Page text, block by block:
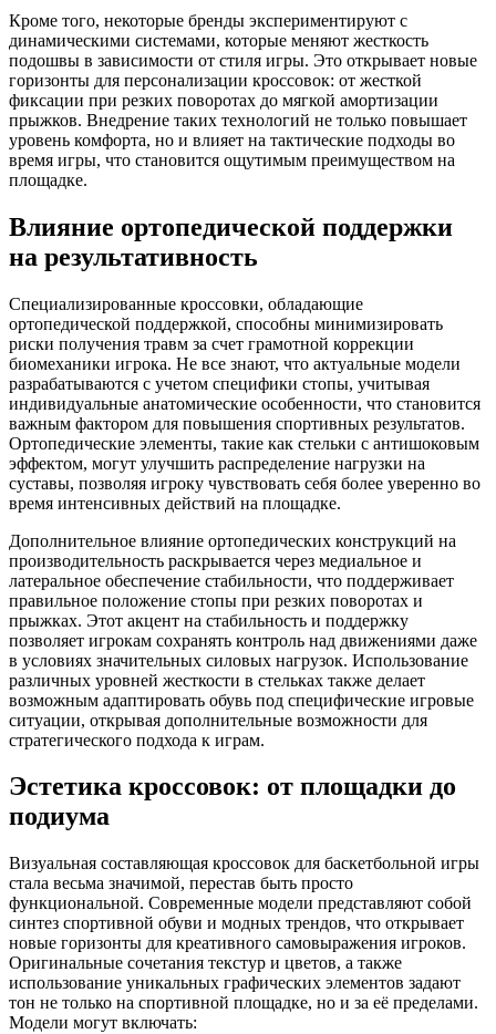
Кроме того, некоторые бренды экспериментируют с
динамическими системами, которые меняют жесткость
подошвы в зависимости от стиля игры. Это открывает новые
горизонты для персонализации кроссовок: от жесткой
фиксации при резких поворотах до мягкой амортизации
прыжков. Внедрение таких технологий не только повышает
уровень комфорта, но и влияет на тактические подходы во
время игры, что становится ощутимым преимуществом на
площадке.
Влияние ортопедической поддержки
на результативность
Специализированные кроссовки, обладающие
ортопедической поддержкой, способны минимизировать
риски получения травм за счет грамотной коррекции
биомеханики игрока. Не все знают, что актуальные модели
разрабатываются с учетом специфики стопы, учитывая
индивидуальные анатомические особенности, что становится
важным фактором для повышения спортивных результатов.
Ортопедические элементы, такие как стельки с антишоковым
эффектом, могут улучшить распределение нагрузки на
суставы, позволяя игроку чувствовать себя более уверенно во
время интенсивных действий на площадке.
Дополнительное влияние ортопедических конструкций на
производительность раскрывается через медиальное и
латеральное обеспечение стабильности, что поддерживает
правильное положение стопы при резких поворотах и
прыжках. Этот акцент на стабильность и поддержку
позволяет игрокам сохранять контроль над движениями даже
в условиях значительных силовых нагрузок. Использование
различных уровней жесткости в стельках также делает
возможным адаптировать обувь под специфические игровые
ситуации, открывая дополнительные возможности для
стратегического подхода к играм.
Эстетика кроссовок: от площадки до
подиума
Визуальная составляющая кроссовок для баскетбольной игры
стала весьма значимой, перестав быть просто
функциональной. Современные модели представляют собой
синтез спортивной обуви и модных трендов, что открывает
новые горизонты для креативного самовыражения игроков.
Оригинальные сочетания текстур и цветов, а также
использование уникальных графических элементов задают
тон не только на спортивной площадке, но и за её пределами.
Модели могут включать: